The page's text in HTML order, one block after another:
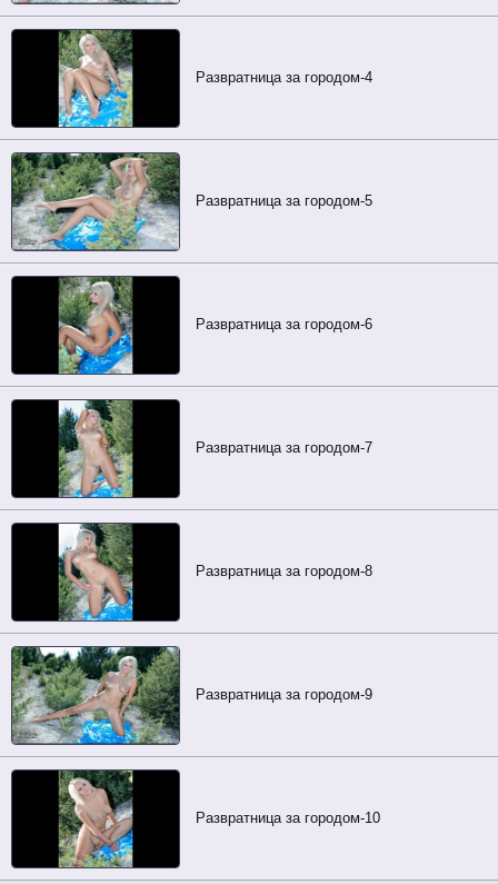
Развратница за городом-4
Развратница за городом-5
Развратница за городом-6
Развратница за городом-7
Развратница за городом-8
Развратница за городом-9
Развратница за городом-10